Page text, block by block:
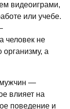
видеоиграми,
или учебе.
человек не
а
—
влияет на
поведение и